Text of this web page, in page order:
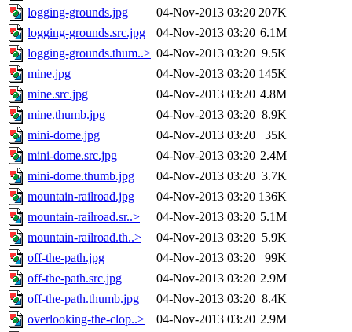
logging-grounds.jpg
04-Nov-2013 03:20 207K
logging-grounds.src.jpg
04-Nov-2013 03:20 6.1M
logging-grounds.thum..> 04-Nov-2013 03:20 9.5K
mine.jpg
04-Nov-2013 03:20 145K
mine.src.jpg
04-Nov-2013 03:20 4.8M
mine.thumb.jpg
04-Nov-2013 03:20 8.9K
mini-dome.jpg
04-Nov-2013 03:20
35K
mini-dome.src.jpg
04-Nov-2013 03:20 2.4M
mini-dome.thumb.jpg
04-Nov-2013 03:20 3.7K
mountain-railroad.jpg
04-Nov-2013 03:20 136K
mountain-railroad.sr..>
04-Nov-2013 03:20 5.1M
mountain-railroad.th..>
04-Nov-2013 03:20 5.9K
off-the-path.jpg
04-Nov-2013 03:20
99K
off-the-path.src.jpg
04-Nov-2013 03:20 2.9M
off-the-path.thumb.jpg
04-Nov-2013 03:20 8.4K
overlooking-the-clop..>
04-Nov-2013 03:20 2.9M